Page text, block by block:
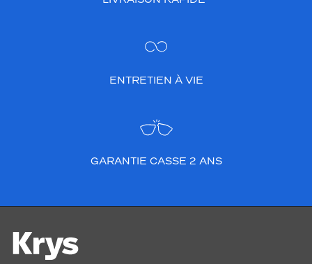
ENTRETIEN À VIE
GARANTIE CASSE 2 ANS